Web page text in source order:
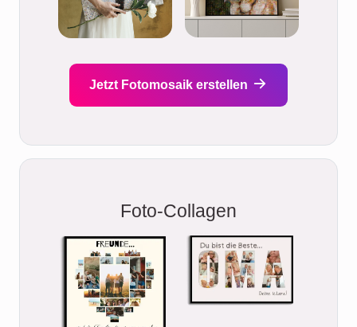
Jetzt Fotomosaik erstellen
Foto-Collagen